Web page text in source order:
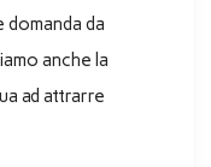
domanda da
anche la
ad attrarre